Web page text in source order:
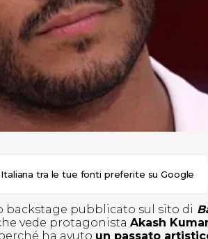
tra le tue fonti preferite su Google
backstage pubblicato sul sito di
vede protagonista Akash
ha avuto un passato